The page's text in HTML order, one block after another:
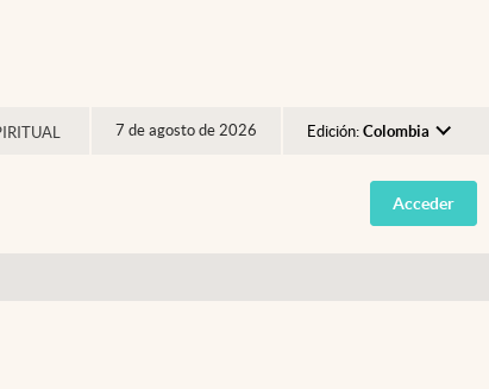
7 de agosto de 2026 Edición: Colombia
Argentina
España
Acceder